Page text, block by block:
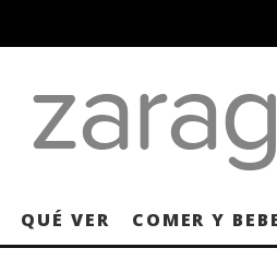
QUÉ VER COMER Y